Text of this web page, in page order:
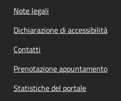
Note legali
Dichiarazione di accessibilità
Contatti
Prenotazione appuntamento
Statistiche del portale